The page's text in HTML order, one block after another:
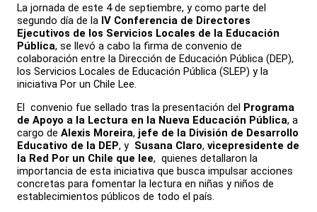
La jornada de este 4 de septiembre, y como parte del
segundo día de la IV Conferencia de Directores
Ejecutivos de los Servicios Locales de la Educación
Pública, se llevó a cabo la firma de convenio de
colaboración entre la Dirección de Educación Pública (DEP),
los Servicios Locales de Educación Pública (SLEP) y la
iniciativa Por un Chile Lee.
El convenio fue sellado tras la presentación del Programa
de Apoyo a la Lectura en la Nueva Educación Pública, a
cargo de Alexis Moreira, jefe de la División de Desarrollo
Educativo de la DEP, y Susana Claro, vicepresidente de
la Red Por un Chile que lee, quienes detallaron la
importancia de esta iniciativa que busca impulsar acciones
concretas para fomentar la lectura en niñas y niños de
establecimientos públicos de todo el país.